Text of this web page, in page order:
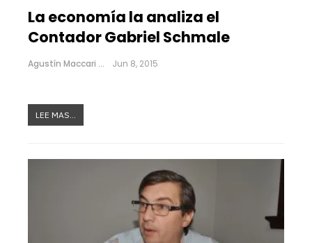
La economía la analiza el
Contador Gabriel Schmale
Agustín Maccari Jun 8, 2015
LEE MAS...